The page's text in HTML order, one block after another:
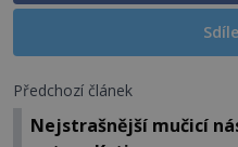
Předchozí článek
Nejstrašnější mučicí